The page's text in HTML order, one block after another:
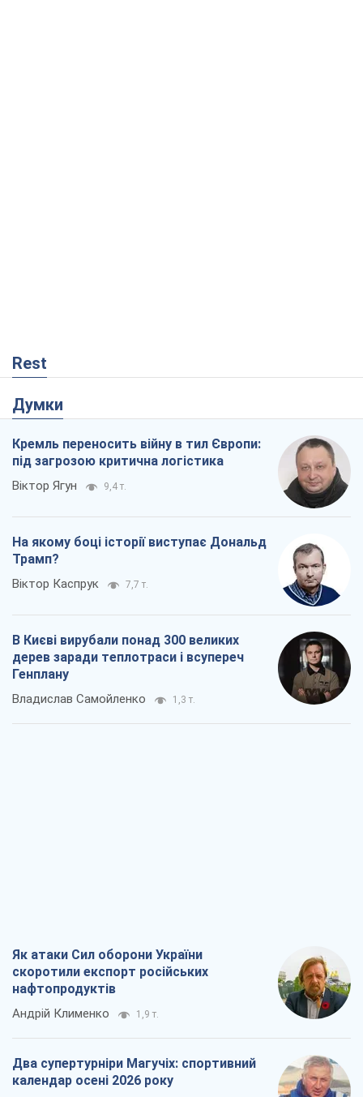
Rest
Думки
Кремль переносить війну в тил Європи:
під загрозою критична логістика
Віктор Ягун 9,4 т.
На якому боці історії виступає Дональд
Трамп?
Віктор Каспрук 7,7 т.
В Києві вирубали понад 300 великих
дерев заради теплотраси і всупереч
Генплану
Владислав Самойленко 1,3 т.
Як атаки Сил оборони України
скоротили експорт російських
нафтопродуктів
Андрій Клименко 1,9 т.
Два супертурніри Магучіх: спортивний
календар осені 2026 року